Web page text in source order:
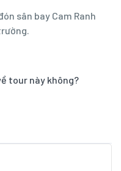
sân bay Cam Ranh
tour này không?